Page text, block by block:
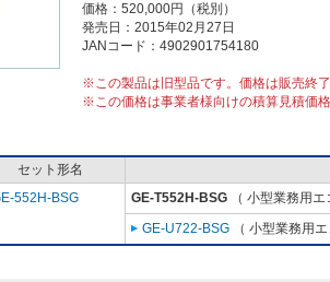
価格：520,000円（税別）
発売日：2015年02月27日
JANコード：4902901754180
※この製品は旧型品です。価格は販売終
※この価格は事業者様向けの積算見積価
セット形名
552H-BSG
GE-T552H-BSG （ 小型業務用
GE-U722-BSG （ 小型業務用